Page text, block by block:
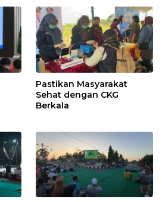
Pastikan Masyarakat
Sehat dengan CKG
Berkala